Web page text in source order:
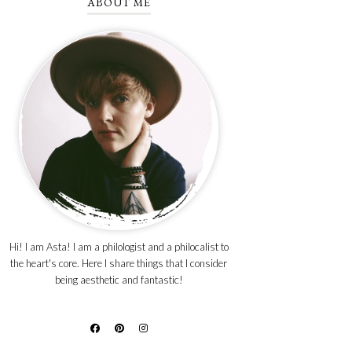
Hi! I am Asta! I am a philologist and a philocalist to
the heart's core. Here I share things that I consider
being aesthetic and fantastic!